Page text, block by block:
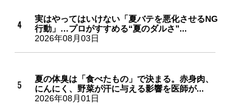
実はやってはいけない「夏バテを悪化させるNG
行動」…プロがすすめる“夏のダルさ”...
2026年08月03日
夏の体臭は「食べたもの」で決まる。赤身肉、
にんにく、野菜が汗に与える影響を医師が...
2026年08月01日